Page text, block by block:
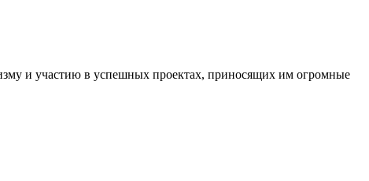
и участию в успешных проектах, приносящих им огромные